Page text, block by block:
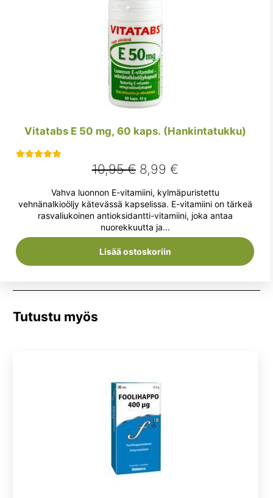
Vitatabs E 50 mg, 60 kaps. (Hankintatukku)
/ 5
10,95€ Alkuperäinen
hinta
oli:
10,95 €.
8,99 €Nykyinen
hinta
on:
8,99 €.
Vahva luonnon E-vitamiini, kylmäpuristettu
vehnänalkioöljy kätevässä kapselissa. E-vitamiini on tärkeä
rasvaliukoinen antioksidantti-vitamiini, joka antaa
nuorekkuutta ja...
Lisää ostoskoriin
Tutustu myös